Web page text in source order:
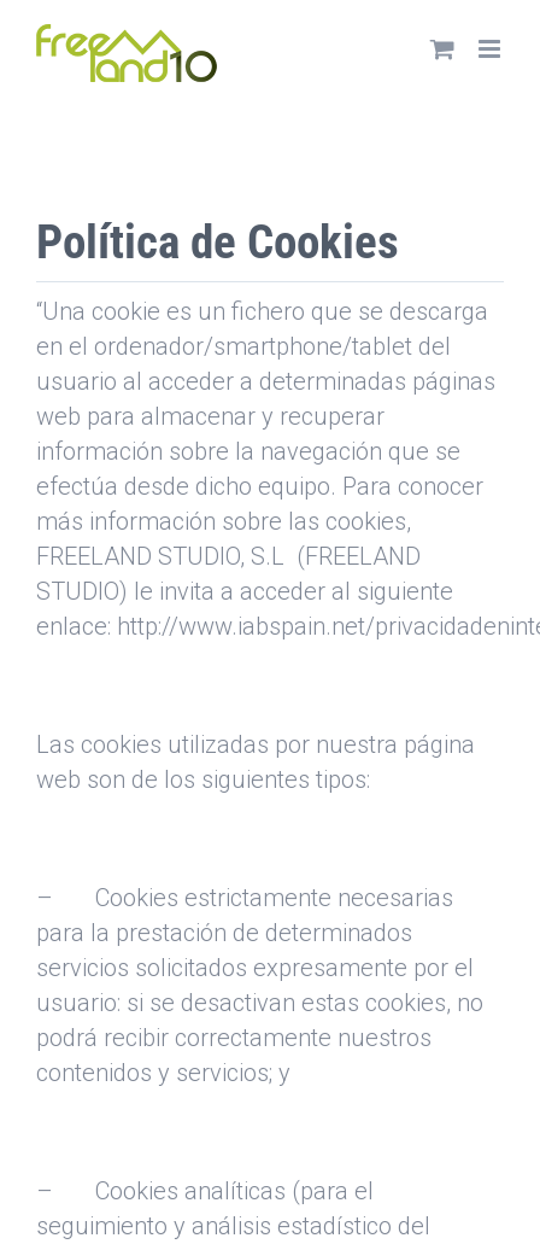
Política de Cookies
“Una cookie es un fichero que se descarga
en el ordenador/smartphone/tablet del
usuario al acceder a determinadas páginas
web para almacenar y recuperar
información sobre la navegación que se
efectúa desde dicho equipo. Para conocer
más información sobre las cookies,
FREELAND STUDIO, S.L (FREELAND
STUDIO) le invita a acceder al siguiente
enlace: http://www.iabspain.net/
Las cookies utilizadas por nuestra página
web son de los siguientes tipos:
– Cookies estrictamente necesarias
para la prestación de determinados
servicios solicitados expresamente por el
usuario: si se desactivan estas cookies, no
podrá recibir correctamente nuestros
contenidos y servicios; y
– Cookies analíticas (para el
seguimiento y análisis estadístico del